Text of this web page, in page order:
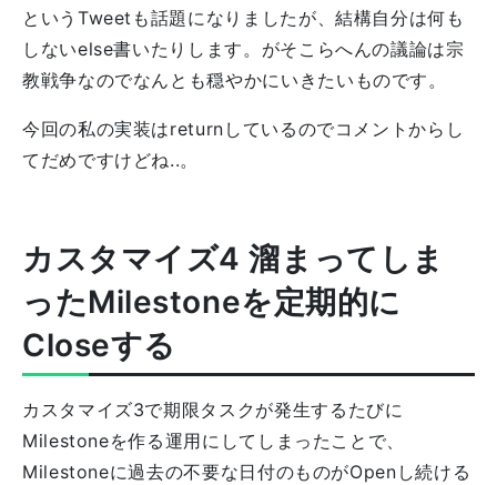
というTweetも話題になりましたが、結構自分は何も
しないelse書いたりします。がそこらへんの議論は宗
教戦争なのでなんとも穏やかにいきたいものです。
今回の私の実装はreturnしているのでコメントからし
てだめですけどね..。
カスタマイズ4 溜まってしま
ったMilestoneを定期的に
Closeする
カスタマイズ3で期限タスクが発生するたびに
Milestoneを作る運用にしてしまったことで、
Milestoneに過去の不要な日付のものがOpenし続ける